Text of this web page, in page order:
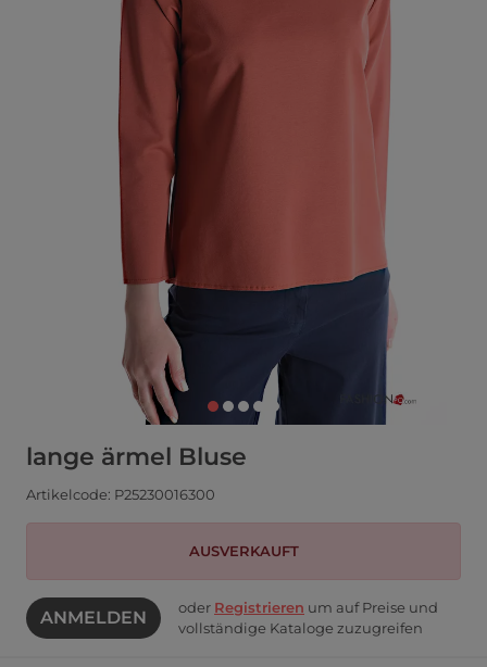
lange ärmel Bluse
Artikelcode: P25230016300
AUSVERKAUFT
ANMELDEN oder Registrieren um auf Preise und
vollständige Kataloge zuzugreifen